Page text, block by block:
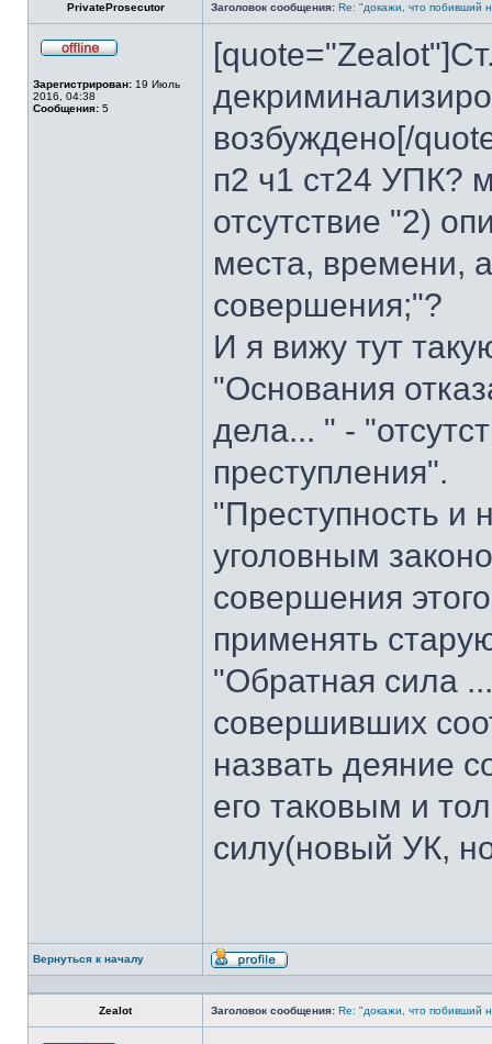
PrivateProsecutor Заголовок сообщения: Re: "докажи, что побивший
сети
Зарегистрирован: 19 Июль
2016, 04:38
Сообщения: 5
возбуждено[/
п2 ч1 ст24 УПК?
отсутствие "2)
места, времени,
совершения;"?
И я вижу тут
"Основания
дела... " -
преступления".
"Преступность и
уголовным
совершения
применять
"Обратная сила
совершивших
назвать деяние
его таковым и
силу(новый УК,
Вернуться к началу
Профиль
Zealot Заголовок сообщения: Re: "докажи, что побивший